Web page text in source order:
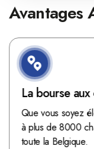
Avantages
La bourse
véritable
Que vous soyez
à plus de 8000
toute la Belgique.